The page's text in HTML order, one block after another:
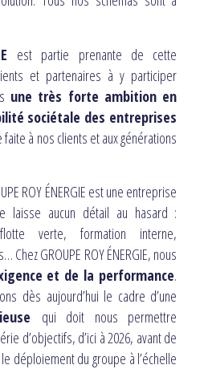
est partie prenante de cette
et partenaires à y participer
une très forte ambition en
sociétale des entreprises
faite à nos clients et aux générations
ROY ÉNERGIE est une entreprise
laisse aucun détail au hasard :
verte, formation interne,
GROUPE ROY ÉNERGIE, nous
et de la performance.
dès aujourd’hui le cadre d’une
qui doit nous permettre
d’objectifs, d’ici à 2026, avant de
déploiement du groupe à l’échelle